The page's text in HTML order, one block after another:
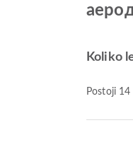
Koliko
Postoji